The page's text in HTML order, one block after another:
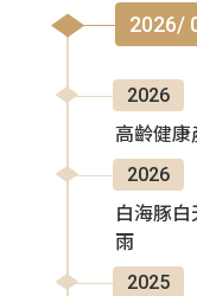
2026/
2026
高齡健
2026
白海豚
雨
2025